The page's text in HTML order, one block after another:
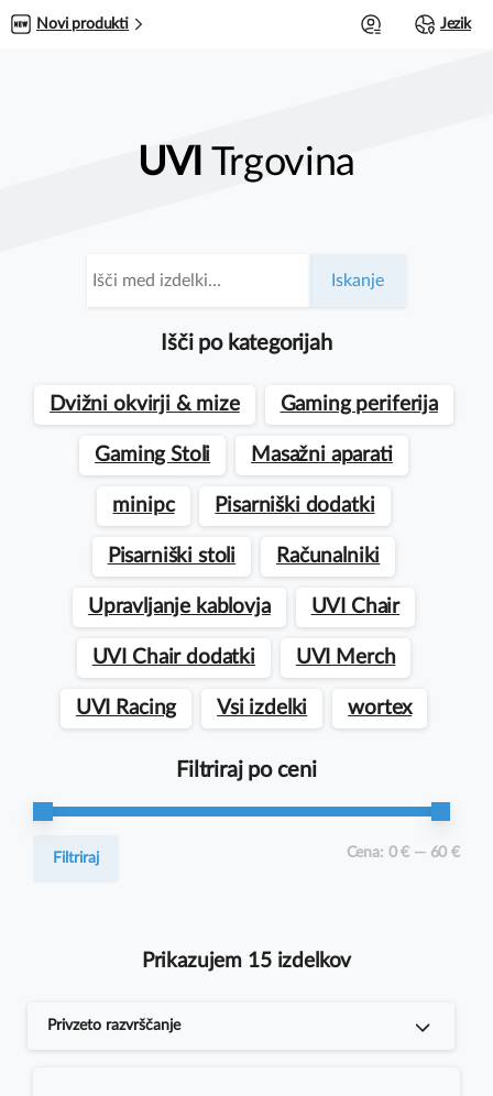
Novi produkti Jezik
UVI Trgovina
Iskanje
Išči po kategorijah
Dvižni okvirji & mize Gaming periferija
Gaming Stoli Masažni aparati
minipc Pisarniški dodatki
Pisarniški stoli Računalniki
Upravljanje kablovja UVI Chair
UVI Chair dodatki UVI Merch
UVI Racing Vsi izdelki wortex
Filtriraj po ceni
Min
Max
Filtriraj Cena: 0 € — 60 €
Prikazujem 15 izdelkov
Privzeto razvrščanje